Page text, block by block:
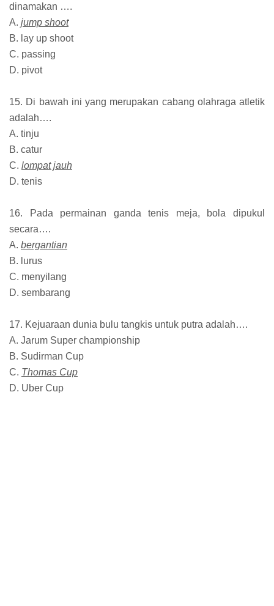
dinamakan ….
A. jump shoot
B. lay up shoot
C. passing
D. pivot
15. Di bawah ini yang merupakan cabang olahraga atletik
adalah….
A. tinju
B. catur
C. lompat jauh
D. tenis
16. Pada permainan ganda tenis meja, bola dipukul
secara….
A. bergantian
B. lurus
C. menyilang
D. sembarang
17. Kejuaraan dunia bulu tangkis untuk putra adalah….
A. Jarum Super championship
B. Sudirman Cup
C. Thomas Cup
D. Uber Cup